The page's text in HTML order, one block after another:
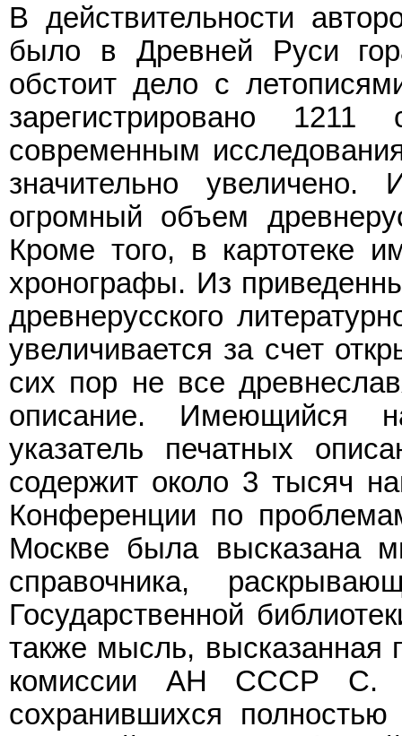
В действительности
было в Древней Руси
обстоит дело с
зарегистрировано 1211
современным
значительно
огромный объем
Кроме того, в картотеке
хронографы. Из
древнерусского
увеличивается за счет
сих пор не все
описание. Имеющийся
указатель печатных
содержит около 3 тысяч
Конференции по
Москве была высказана
справочника,
Государственной
также мысль, высказанная
комиссии АН СССР С.
сохранившихся